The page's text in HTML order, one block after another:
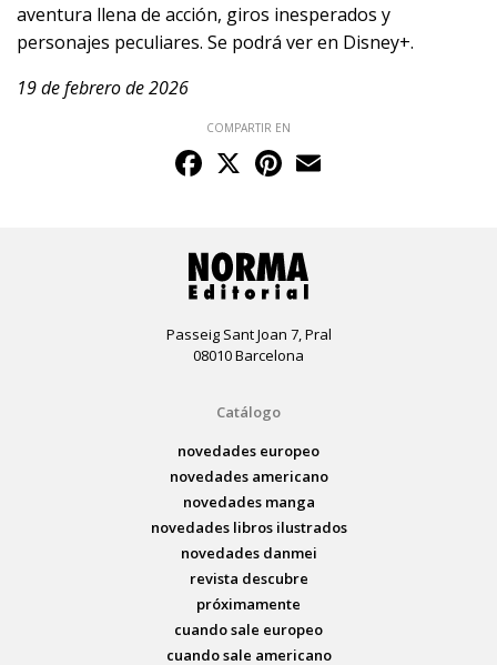
aventura llena de acción, giros inesperados y
personajes peculiares. Se podrá ver en Disney+.
19 de febrero de 2026
COMPARTIR EN
Facebook
X Pinterest
Passeig Sant Joan 7, Pral
08010 Barcelona
Catálogo
novedades europeo
novedades americano
novedades manga
novedades libros ilustrados
novedades danmei
revista descubre
próximamente
cuando sale europeo
cuando sale americano